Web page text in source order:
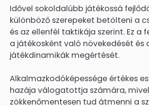
Idővel sokoldalúbb játékossá
különböző szerepeket betölteni a
és az ellenfél taktikája szerint. Ez a
a játékosként való növekedését és
játékdinamikák megértését.
Alkalmazkodóképessége értékes
hazája válogatottja számára, mivel
zökkenőmentesen tud átmenni a